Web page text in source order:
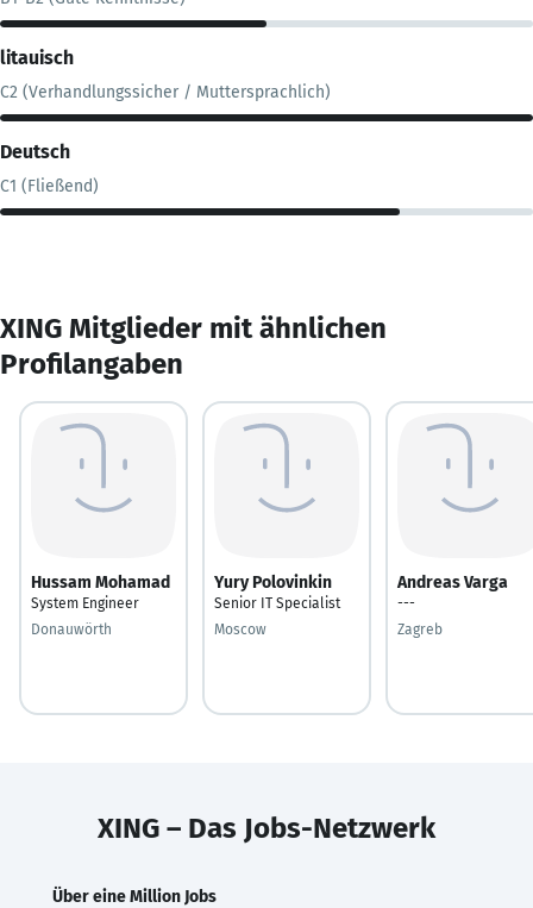
litauisch
C2 (Verhandlungssicher / Muttersprachlich)
Deutsch
C1 (Fließend)
XING Mitglieder mit ähnlichen
Profilangaben
Hussam Mohamad
System Engineer
Donauwörth
Yury Polovinkin
Senior IT Specialist
Moscow
Andreas Varga
---
Zagreb
XING – Das Jobs-Netzwerk
Über eine Million Jobs